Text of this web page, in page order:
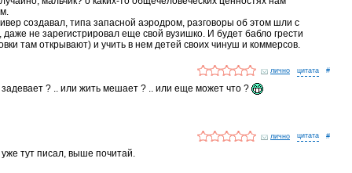
создавал, типа запасной аэродром, разговоры об этом шли с
даже не зарегистрировал еще свой вузишко. И будет бабло грести
там открывают) и учить в нем детей своих чинуш и коммерсов.
лично #
задевает ? .. или жить мешает ? .. или еще может что ?
лично #
тут писал, выше почитай.